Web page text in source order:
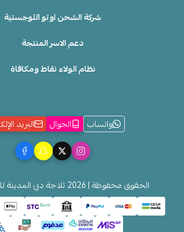
شركة الشحن اوتو اللوجستية
دعم الاسر المنتجة
نظام الولاء نقاط ومكافاة
واتساب الجوال البريد
الحقوق محفوظة | 2026 ثلاجة دبي المدينة